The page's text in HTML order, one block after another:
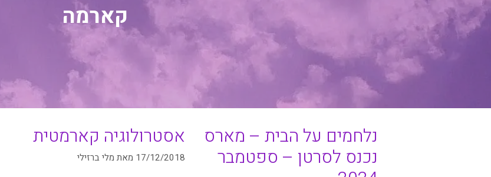
קארמה
נלחמים על הבית – מארס
נכנס לסרטן – ספטמבר
אסטרולוגיה קארמטית
17/12/2018 מאת מלי ברזילי